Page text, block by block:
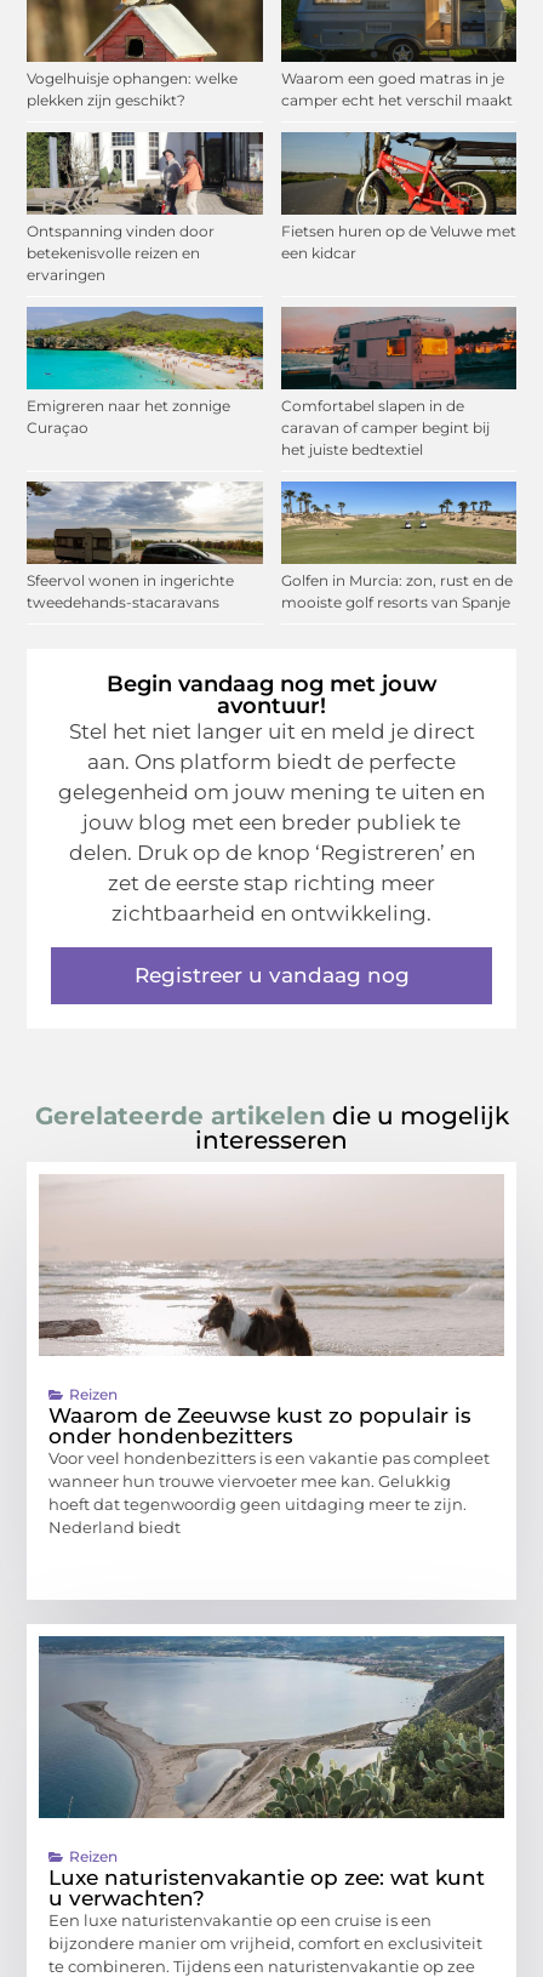
Vogelhuisje ophangen: welke
plekken zijn geschikt?
Waarom een goed matras in je
camper echt het verschil maakt
Ontspanning vinden door
betekenisvolle reizen en
ervaringen
Fietsen huren op de Veluwe met
een kidcar
Emigreren naar het zonnige
Curaçao
Comfortabel slapen in de
caravan of camper begint bij
het juiste bedtextiel
Sfeervol wonen in ingerichte
tweedehands-stacaravans
Golfen in Murcia: zon, rust en de
mooiste golf resorts van Spanje
Begin vandaag nog met jouw
avontuur!
Stel het niet langer uit en meld je direct
aan. Ons platform biedt de perfecte
gelegenheid om jouw mening te uiten en
jouw blog met een breder publiek te
delen. Druk op de knop ‘Registreren’ en
zet de eerste stap richting meer
zichtbaarheid en ontwikkeling.
Registreer u vandaag nog
Gerelateerde artikelen die u mogelijk
interesseren
Reizen
Waarom de Zeeuwse kust zo populair is
onder hondenbezitters
Voor veel hondenbezitters is een vakantie pas compleet
wanneer hun trouwe viervoeter mee kan. Gelukkig
hoeft dat tegenwoordig geen uitdaging meer te zijn.
Nederland biedt
Reizen
Luxe naturistenvakantie op zee: wat kunt
u verwachten?
Een luxe naturistenvakantie op een cruise is een
bijzondere manier om vrijheid, comfort en exclusiviteit
te combineren. Tijdens een naturistenvakantie op zee